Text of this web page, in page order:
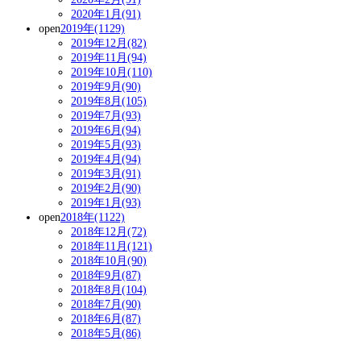
2020年1月(91)
open2019年(1129)
2019年12月(82)
2019年11月(94)
2019年10月(110)
2019年9月(90)
2019年8月(105)
2019年7月(93)
2019年6月(94)
2019年5月(93)
2019年4月(94)
2019年3月(91)
2019年2月(90)
2019年1月(93)
open2018年(1122)
2018年12月(72)
2018年11月(121)
2018年10月(90)
2018年9月(87)
2018年8月(104)
2018年7月(90)
2018年6月(87)
2018年5月(86)